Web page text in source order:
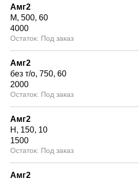
Амг2
М 500 60
4000
Под заказ
Амг2
без т/о 750 60
2000
Под заказ
Амг2
Н
150 10
1500
Под заказ
Амг2